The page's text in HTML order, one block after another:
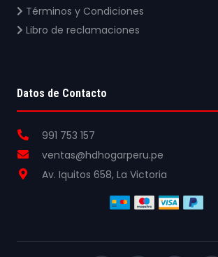
Términos y Condiciones
Libro de reclamaciones
Datos de Contacto
991 753 157
ventas@hdhogarperu.pe
Av. Iquitos 658, La Victoria